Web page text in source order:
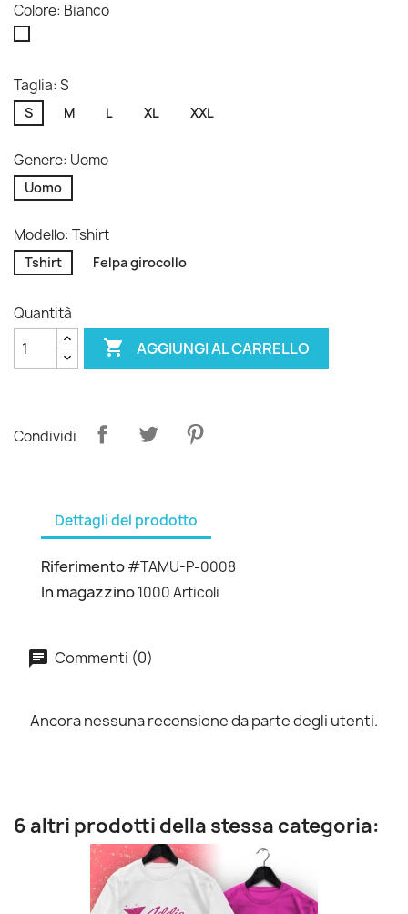
Colore: Bianco
Taglia: S
S M L XL XXL
Genere: Uomo
Uomo
Modello: Tshirt
Tshirt Felpa girocollo
Quantità
 AGGIUNGI AL CARRELLO
Condividi
Dettagli del prodotto
Riferimento#TAMU-P-0008
In magazzino1000 Articoli
Commenti (0)
Ancora nessuna recensione da parte degli utenti.
6 altri prodotti della stessa categoria: